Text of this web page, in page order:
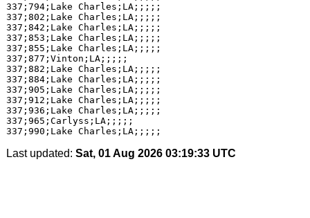
337;794;Lake Charles;LA;;;;;
337;802;Lake Charles;LA;;;;;
337;842;Lake Charles;LA;;;;;
337;853;Lake Charles;LA;;;;;
337;855;Lake Charles;LA;;;;;
337;877;Vinton;LA;;;;;
337;882;Lake Charles;LA;;;;;
337;884;Lake Charles;LA;;;;;
337;905;Lake Charles;LA;;;;;
337;912;Lake Charles;LA;;;;;
337;936;Lake Charles;LA;;;;;
337;965;Carlyss;LA;;;;;
Last updated: Sat, 01 Aug 2026 03:19:33 UTC